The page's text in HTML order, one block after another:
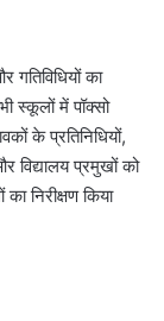
गतिविधियों का
स्कूलों में पॉक्सो
के प्रतिनिधियों,
विद्यालय प्रमुखों को
निरीक्षण किया